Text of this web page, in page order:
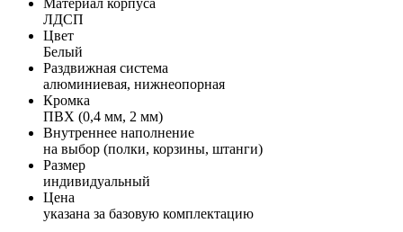
ЛДСП
Цвет
Белый
Раздвижная система
алюминиевая, нижнеопорная
Кромка
ПВХ (0,4 мм, 2 мм)
Внутреннее наполнение
на выбор (полки, корзины, штанги)
Размер
индивидуальный
Цена
указана за базовую комплектацию